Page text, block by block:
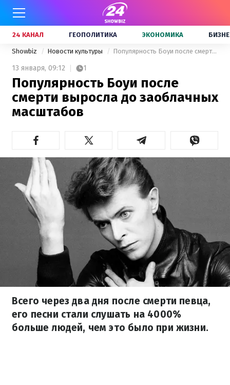
24 КАНАЛ ГЕОПОЛИТИКА ЭКОНОМИКА
Showbiz Новости культуры Популярность Боуи после смерти выросла до заоблачных масштабов
13 января, 09:12 1
Популярность Боуи после
смерти выросла до заоблачных
масштабов
Всего через два дня после смерти певца,
его песни стали слушать на 4000%
больше людей, чем это было при жизни.